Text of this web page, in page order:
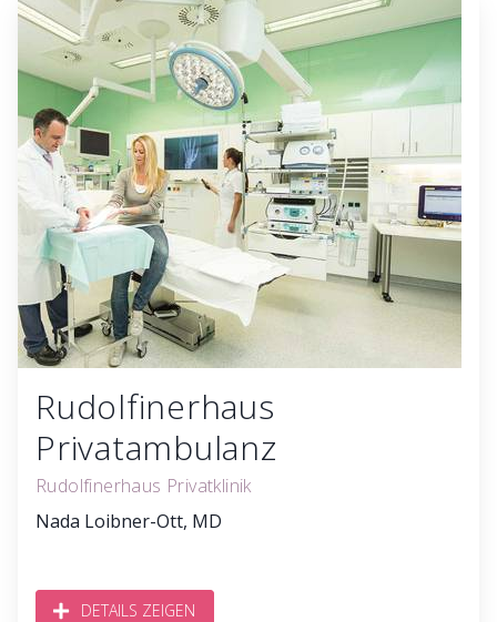
Rudolfinerhaus
Privatambulanz
Rudolfinerhaus Privatklinik
Nada Loibner-Ott, MD
DETAILS ZEIGEN